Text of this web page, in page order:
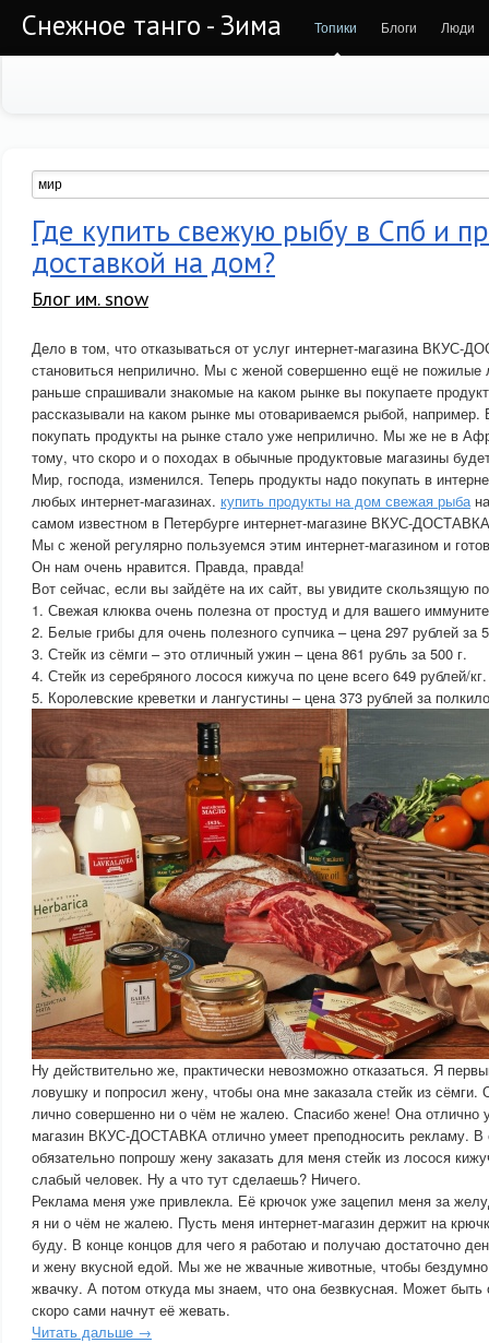
Снежное танго - Зима Топики Блоги Люди
Где купить свежую рыбу в Спб и
доставкой на дом?
Блог им. snow
Дело в том, что отказываться от услуг интернет-магазина ВКУС-
становиться неприлично. Мы с женой совершенно ещё не пожилые
раньше спрашивали знакомые на каком рынке вы покупаете
рассказывали на каком рынке мы отовариваемся рыбой,
покупать продукты на рынке стало уже неприлично. Мы же не в
тому, что скоро и о походах в обычные продуктовые магазины
Мир, господа, изменился. Теперь продукты надо покупать в
любых интернет-магазинах. купить продукты на дом свежая рыба
самом известном в Петербурге интернет-магазине ВКУС-
Мы с женой регулярно пользуемся этим интернет-магазином и
Он нам очень нравится. Правда, правда!
Вот сейчас, если вы зайдёте на их сайт, вы увидите скользящую
1. Свежая клюква очень полезна от простуд и для вашего
2. Белые грибы для очень полезного супчика – цена 297 рублей за
3. Стейк из сёмги – это отличный ужин – цена 861 рубль за 500 г.
4. Стейк из серебряного лосося кижуча по цене всего 649 рублей/кг.
5. Королевские креветки и лангустины – цена 373 рублей за
Ну действительно же, практически невозможно отказаться. Я
ловушку и попросил жену, чтобы она мне заказала стейк из сёмги.
лично совершенно ни о чём не жалею. Спасибо жене! Она отлично
магазин ВКУС-ДОСТАВКА отлично умеет преподносить рекламу.
обязательно попрошу жену заказать для меня стейк из лосося
слабый человек. Ну а что тут сделаешь? Ничего.
Реклама меня уже привлекла. Её крючок уже зацепил меня за
я ни о чём не жалею. Пусть меня интернет-магазин держит на
буду. В конце концов для чего я работаю и получаю достаточно
и жену вкусной едой. Мы же не жвачные животные, чтобы
жвачку. А потом откуда мы знаем, что она безвкусная. Может
скоро сами начнут её жевать.
Читать дальше →